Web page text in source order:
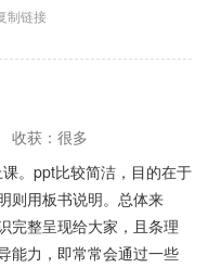
制链接
收获：很多
。ppt比较简洁，目的在于
则用板书说明。总体来
完整呈现给大家，且条理
能力，即常常会通过一些